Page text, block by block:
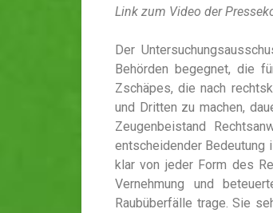
Link zum Video der
Der
Behörden begegnet, die
Zschäpes, die nach
und Dritten zu machen,
Zeugenbeistand
entscheidender Bedeutung
klar von jeder Form des
Vernehmung und
Raubüberfälle trage. Sie